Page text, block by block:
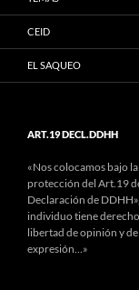
CEID
EL SAQUEO
ART.19 DECL.DDHH
«Nos colocamos bajo la
protección del Art.19
Declaración de
individuo tiene
libertad de opinión y de
expresión…»